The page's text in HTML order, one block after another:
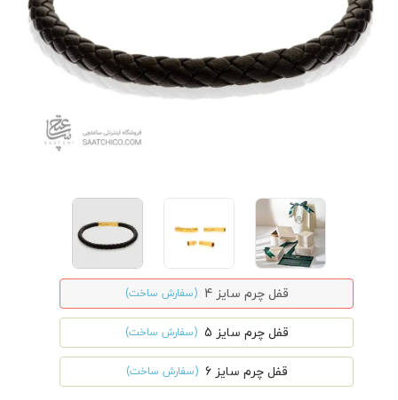
قفل چرم سایز 4 (سفارش ساخت)
قفل چرم سایز 5 (سفارش ساخت)
قفل چرم سایز 6 (سفارش ساخت)